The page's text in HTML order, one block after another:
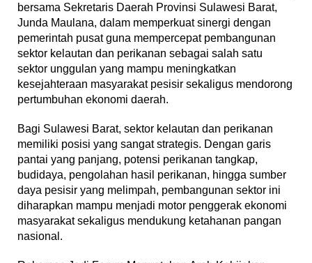
bersama Sekretaris Daerah Provinsi Sulawesi Barat,
Junda Maulana, dalam memperkuat sinergi dengan
pemerintah pusat guna mempercepat pembangunan
sektor kelautan dan perikanan sebagai salah satu
sektor unggulan yang mampu meningkatkan
kesejahteraan masyarakat pesisir sekaligus mendorong
pertumbuhan ekonomi daerah.
Bagi Sulawesi Barat, sektor kelautan dan perikanan
memiliki posisi yang sangat strategis. Dengan garis
pantai yang panjang, potensi perikanan tangkap,
budidaya, pengolahan hasil perikanan, hingga sumber
daya pesisir yang melimpah, pembangunan sektor ini
diharapkan mampu menjadi motor penggerak ekonomi
masyarakat sekaligus mendukung ketahanan pangan
nasional.